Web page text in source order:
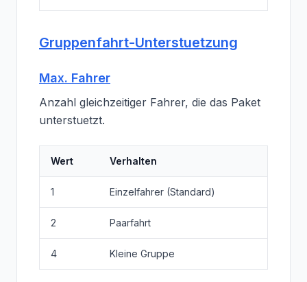
Gruppenfahrt-Unterstuetzung
Max. Fahrer
Anzahl gleichzeitiger Fahrer, die das Paket
unterstuetzt.
Wert Verhalten
1 Einzelfahrer (Standard)
2 Paarfahrt
4 Kleine Gruppe